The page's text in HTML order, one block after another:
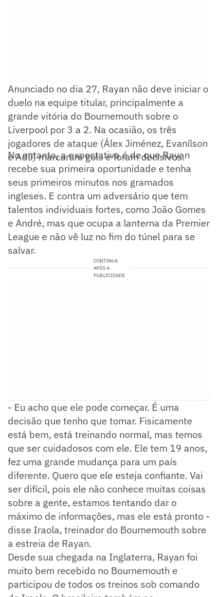
Anunciado no dia 27, Rayan não deve iniciar o
duelo na equipe titular, principalmente a
grande vitória do Bournemouth sobre o
Liverpool por 3 a 2. Na ocasião, os três
jogadores de ataque (Álex Jiménez, Evanílson
e Adli) marcaram gols e foram decisivos.
No entanto, a expectativa é de que Rayan
recebe sua primeira oportunidade e tenha
seus primeiros minutos nos gramados
ingleses. E contra um adversário que tem
talentos individuais fortes, como João Gomes
e André, mas que ocupa a lanterna da Premier
League e não vê luz no fim do túnel para se
salvar.
CONTINUA
APÓS A
PUBLICIDADE
- Eu acho que ele pode começar. É uma
decisão que tenho que tomar. Fisicamente
está bem, está treinando normal, mas temos
que ser cuidadosos com ele. Ele tem 19 anos,
fez uma grande mudança para um país
diferente. Quero que ele esteja confiante. Vai
ser difícil, pois ele não conhece muitas coisas
sobre a gente, estamos tentando dar o
máximo de informações, mas ele está pronto -
disse Iraola, treinador do Bournemouth sobre
a estreia de Rayan.
Desde sua chegada na Inglaterra, Rayan foi
muito bem recebido no Bournemouth e
participou de todos os treinos sob comando